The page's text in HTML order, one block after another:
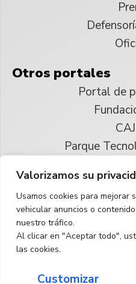
Valorizamos su
Usamos cookies para mejorar
vehicular anuncios o
nuestro tráfico.
Al clicar en "Aceptar todo",
las cookies.
Customizar
Otros portales
Portal de
Parque
Reservados
Español